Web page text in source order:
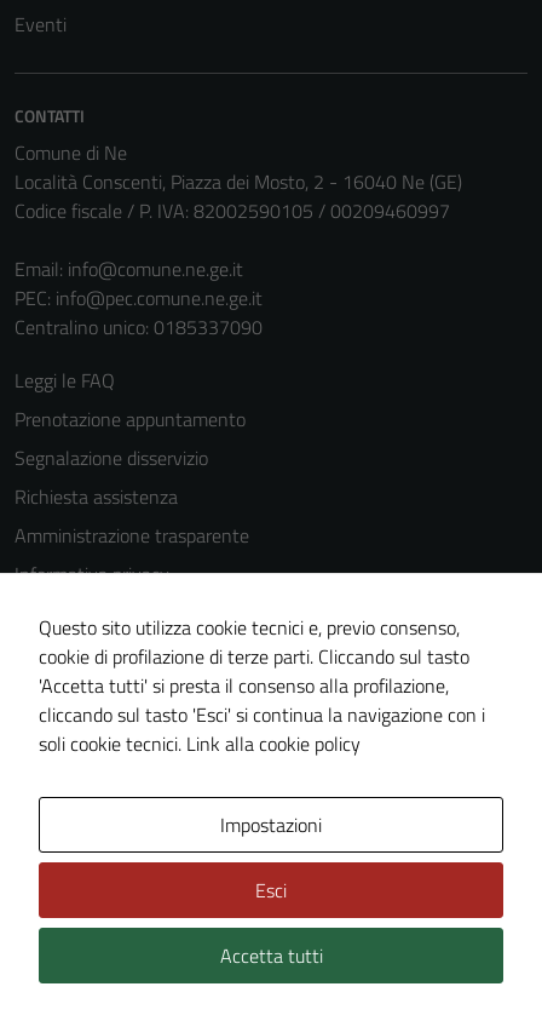
Eventi
CONTATTI
Comune di Ne
Località Conscenti, Piazza dei Mosto, 2 - 16040 Ne (GE)
Codice fiscale / P. IVA: 82002590105 / 00209460997
Email: info@comune.ne.ge.it
PEC: info@pec.comune.ne.ge.it
Centralino unico: 0185337090
Leggi le FAQ
Prenotazione appuntamento
Segnalazione disservizio
Richiesta assistenza
Amministrazione trasparente
Informativa privacy
Cookie Policy
Note legali
Dichiarazione di accessibilità
Piano di miglioramento del sito
Technical Design s.r.l.
Questo sito utilizza cookie tecnici e, previo consenso,
cookie di profilazione di terze parti. Cliccando sul tasto
'Accetta tutti' si presta il consenso alla profilazione,
cliccando sul tasto 'Esci' si continua la navigazione con i
soli cookie tecnici. Link alla cookie policy
Impostazioni
Esci
Accetta tutti
funzionamento
disabilitati.
Questi cookie